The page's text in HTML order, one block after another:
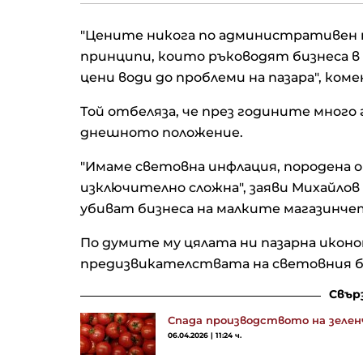
"Цените никога по административен
принципи, които ръководят бизнеса
цени води до проблеми на пазара",
Той отбеляза, че през годините
днешното положение.
"Имаме световна инфлация,
изключително сложна", заяви
убиват бизнеса на малките
По думите му цялата ни пазарна
предизвикателствата на световния
Спада производството на
06.04.2026 | 11:24 ч.